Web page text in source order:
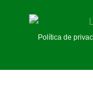
Política de